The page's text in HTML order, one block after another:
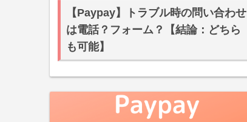
【Paypay】トラブル時の問い合わせ
は電話？フォーム？【結論：どちら
も可能】